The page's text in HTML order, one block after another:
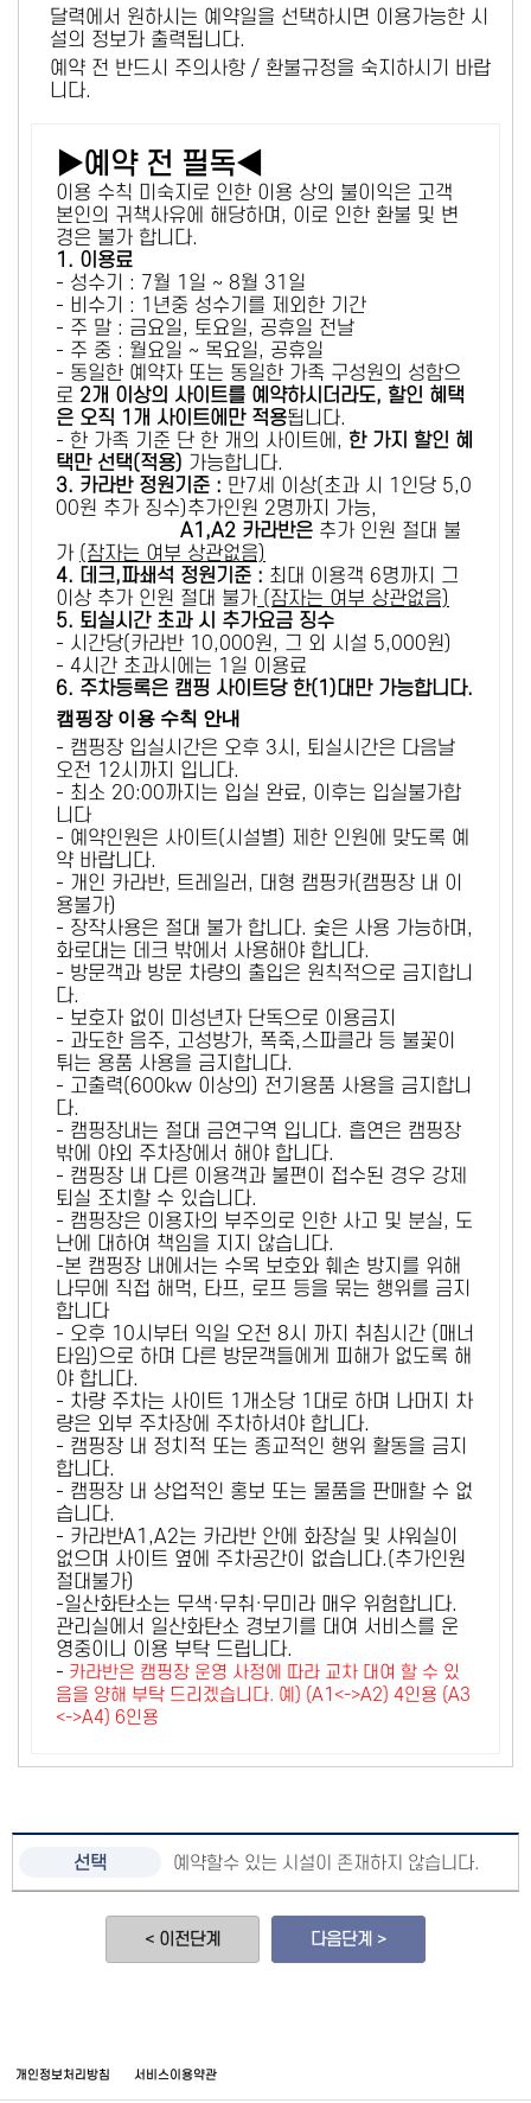
달력에서 원하시는 예약일을 선택하시면 이용가능한 시
설의 정보가 출력됩니다.
예약 전 반드시 주의사항 / 환불규정을 숙지하시기 바랍
니다.
▶예약 전 필독◀
이용 수칙 미숙지로 인한 이용 상의 불이익은 고객
본인의 귀책사유에 해당하며, 이로 인한 환불 및 변
경은 불가 합니다.
1. 이용료
- 성수기 : 7월 1일 ~ 8월 31일
- 비수기 : 1년중 성수기를 제외한 기간
- 주 말 : 금요일, 토요일, 공휴일 전날
- 주 중 : 월요일 ~ 목요일, 공휴일
- 동일한 예약자 또는 동일한 가족 구성원의 성함으
로 2개 이상의 사이트를 예약하시더라도, 할인 혜택
은 오직 1개 사이트에만 적용됩니다.
- 한 가족 기준 단 한 개의 사이트에, 한 가지 할인 혜
택만 선택(적용) 가능합니다.
3. 카라반 정원기준 : 만7세 이상(초과 시 1인당 5,0
00원 추가 징수)추가인원 2명까지 가능,
A1,A2 카라반은 추가 인원 절대 불
가 (잠자는 여부 상관없음)
4. 데크,파쇄석 정원기준 : ​최대 이용객 6명까지 그
이상 추가 인원 절대 불가 (잠자는 여부 상관없음)
5. 퇴실시간 초과 시 추가요금 징수
- 시간당(카라반 10,000원, 그 외 시설 5,000원)
- 4시간 초과시에는 1일 이용료
6. 주차등록은 캠핑 사이트당 한(1)대만 가능합니다.
캠핑장 이용 수칙 안내
- 캠핑장 입실시간은 오후 3시, 퇴실시간은 다음날
오전 12시까지 입니다.
- 최소 20:00까지는 입실 완료, 이후는 입실불가합
니다
- 예약인원은 사이트(시설별) 제한 인원에 맞도록 예
약 바랍니다.
- 개인 카라반, 트레일러, 대형 캠핑카(캠핑장 내 이
용불가)
- 장작사용은 절대 불가 합니다. 숯은 사용 가능하며,
화로대는 데크 밖에서 사용해야 합니다.
- 방문객과 방문 차량의 출입은 원칙적으로 금지합니
다.
- 보호자 없이 미성년자 단독으로 이용금지
- 과도한 음주, 고성방가, 폭죽,스파클라 등 불꽃이
튀는 용품 사용을 금지합니다.
- 고출력(600kw 이상의) 전기용품 사용을 금지합니
다.
- 캠핑장내는 절대 금연구역 입니다. 흡연은 캠핑장
밖에 야외 주차장에서 해야 합니다.
- 캠핑장 내 다른 이용객과 불편이 접수된 경우 강제
퇴실 조치할 수 있습니다.
- 캠핑장은 이용자의 부주의로 인한 사고 및 분실, 도
난에 대하여 책임을 지지 않습니다.
-본 캠핑장 내에서는 수목 보호와 훼손 방지를 위해
나무에 직접 해먹, 타프, 로프 등을 묶는 행위를 금지
합니다
- 오후 10시부터 익일 오전 8시 까지 취침시간 (매너
타임)으로 하며 다른 방문객들에게 피해가 없도록 해
야 합니다.
- 차량 주차는 사이트 1개소당 1대로 하며 나머지 차
량은 외부 주차장에 주차하셔야 합니다.
- 캠핑장 내 정치적 또는 종교적인 행위 활동을 금지
합니다.
- 캠핑장 내 상업적인 홍보 또는 물품을 판매할 수 없
습니다.
- 카라반A1,A2는 카라반 안에 화장실 및 샤워실이
없으며 사이트 옆에 주차공간이 없습니다.(추가인원
절대불가)
-일산화탄소는 무색·무취·무미라 매우 위험합니다.
관리실에서 일산화탄소 경보기를 대여 서비스를 운
영중이니 이용 부탁 드립니다.
- 카라반은 캠핑장 운영 사정에 따라 교차 대여 할 수 있
음을 양해 부탁 드리겠습니다. 예) (A1<->A2) 4인용 (A3
<->A4) 6인용
예약할수 있는 시설이 존재하지 않습니다.
< 이전단계 다음단계 >
개인정보처리방침 서비스이용약관